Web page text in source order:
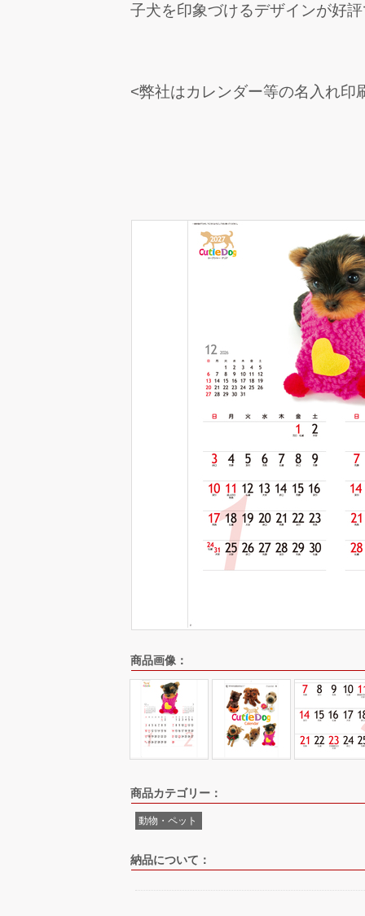
子犬を印象づけるデザインが好
<弊社はカレンダー等の名入れ印
商品画像：
商品カテゴリー：
動物・ペット
納品について：